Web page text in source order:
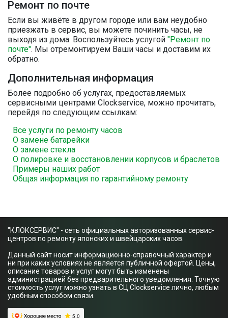
Ремонт по почте
Если вы живёте в другом городе или вам неудобно
приезжать в сервис, вы можете починить часы, не
выходя из дома. Воспользуйтесь услугой "Ремонт по
почте". Мы отремонтируем Ваши часы и доставим их
обратно.
Дополнительная информация
Более подробно об услугах, предоставляемых
сервисными центрами Clockservice, можно прочитать,
перейдя по следующим ссылкам:
Все услуги по ремонту часов
О замене батарейки
О замене стекла
О полировке и восстановлении корпусов и браслетов
Примеры наших работ
Общая информация по гарантийному ремонту
"КЛОКСЕРВИС" - сеть официальных авторизованных сервис-
центров по ремонту японских и швейцарских часов.
Данный сайт носит информационно-справочный характер и
ни при каких условиях не является публичной офертой. Цены,
описание товаров и услуг могут быть изменены
администрацией без предварительного уведомления. Точную
стоимость услуг можно узнать в СЦ Clockservice лично, любым
удобным способом связи.